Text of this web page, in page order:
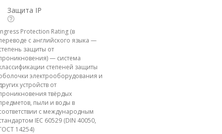
Защита IP
Protection Rating (в
с английского языка —
защиты от
— система
степеней защиты
электрооборудования и
устройств от
твёрдых
пыли и воды в
с международным
IEC 60529 (DIN 40050,
14254)